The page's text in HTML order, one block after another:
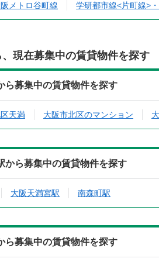
メトロ谷町線 学研都市線<片町線>
現在募集中の賃貸物件を探す
ら募集中の賃貸物件を探す
天満 大阪市北区のマンション
から募集中の賃貸物件を探す
大阪天満宮駅 南森町駅
ら募集中の賃貸物件を探す